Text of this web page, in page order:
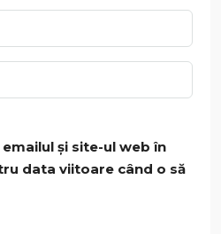
și site-ul web în
data viitoare când o să